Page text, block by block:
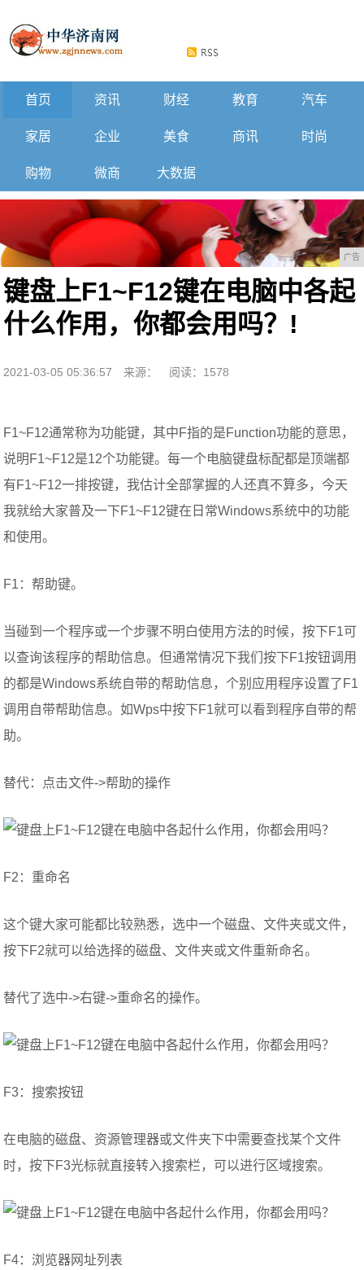
首页 资讯 财经 教育 汽车
家居 企业 美食 商讯 时尚
购物 微商 大数据
广告
键盘上F1~F12键在电脑中各起
什么作用，你都会用吗？!
2021-03-05 05:36:57 来源： 阅读：1578
F1~F12通常称为功能键，其中F指的是Function功能的意思，
说明F1~F12是12个功能键。每一个电脑键盘标配都是顶端都
有F1~F12一排按键，我估计全部掌握的人还真不算多，今天
我就给大家普及一下F1~F12键在日常Windows系统中的功能
和使用。
F1：帮助键。
当碰到一个程序或一个步骤不明白使用方法的时候，按下F1可
以查询该程序的帮助信息。但通常情况下我们按下F1按钮调用
的都是Windows系统自带的帮助信息，个别应用程序设置了F1
调用自带帮助信息。如Wps中按下F1就可以看到程序自带的帮
助。
替代：点击文件->帮助的操作
F2：重命名
这个键大家可能都比较熟悉，选中一个磁盘、文件夹或文件，
按下F2就可以给选择的磁盘、文件夹或文件重新命名。
替代了选中->右键->重命名的操作。
F3：搜索按钮
在电脑的磁盘、资源管理器或文件夹下中需要查找某个文件
时，按下F3光标就直接转入搜索栏，可以进行区域搜索。
F4：浏览器网址列表